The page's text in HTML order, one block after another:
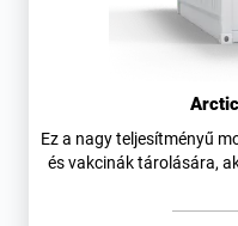
Ez a nagy teljesítményű
és vakcinák tárolására,